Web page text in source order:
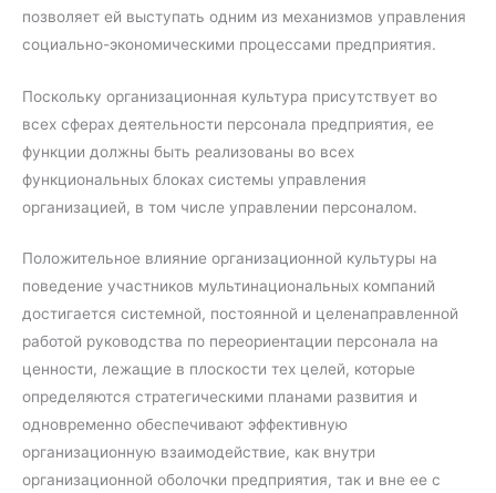
позволяет ей выступать одним из механизмов управления
социально-экономическими процессами предприятия.
Поскольку организационная культура присутствует во
всех сферах деятельности персонала предприятия, ее
функции должны быть реализованы во всех
функциональных блоках системы управления
организацией, в том числе управлении персоналом.
Положительное влияние организационной культуры на
поведение участников мультинациональных компаний
достигается системной, постоянной и целенаправленной
работой руководства по переориентации персонала на
ценности, лежащие в плоскости тех целей, которые
определяются стратегическими планами развития и
одновременно обеспечивают эффективную
организационную взаимодействие, как внутри
организационной оболочки предприятия, так и вне ее с